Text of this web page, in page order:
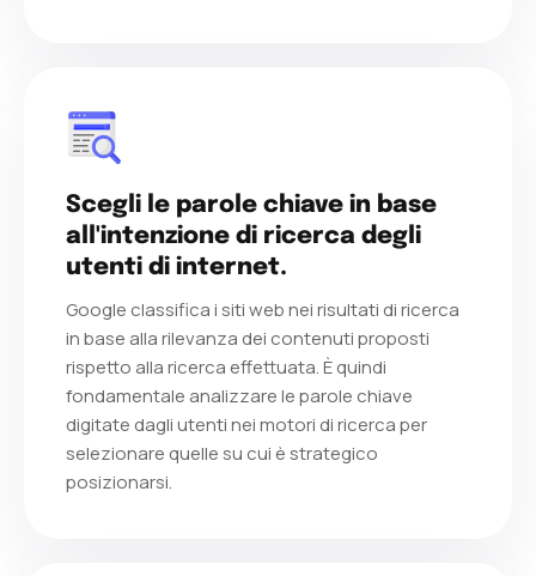
Scegli le parole chiave in base
all'intenzione di ricerca degli
utenti di internet.
Google classifica i siti web nei risultati di ricerca
in base alla rilevanza dei contenuti proposti
rispetto alla ricerca effettuata. È quindi
fondamentale analizzare le parole chiave
digitate dagli utenti nei motori di ricerca per
selezionare quelle su cui è strategico
posizionarsi.